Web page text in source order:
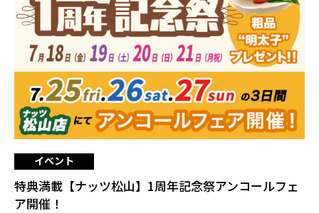
イベント
特典満載【ナッツ松山】1周年記念祭アンコールフェ
ア開催！